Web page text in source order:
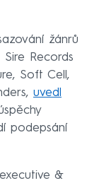
žánrů
Records
Soft Cell,
uvedl
podepsání
&